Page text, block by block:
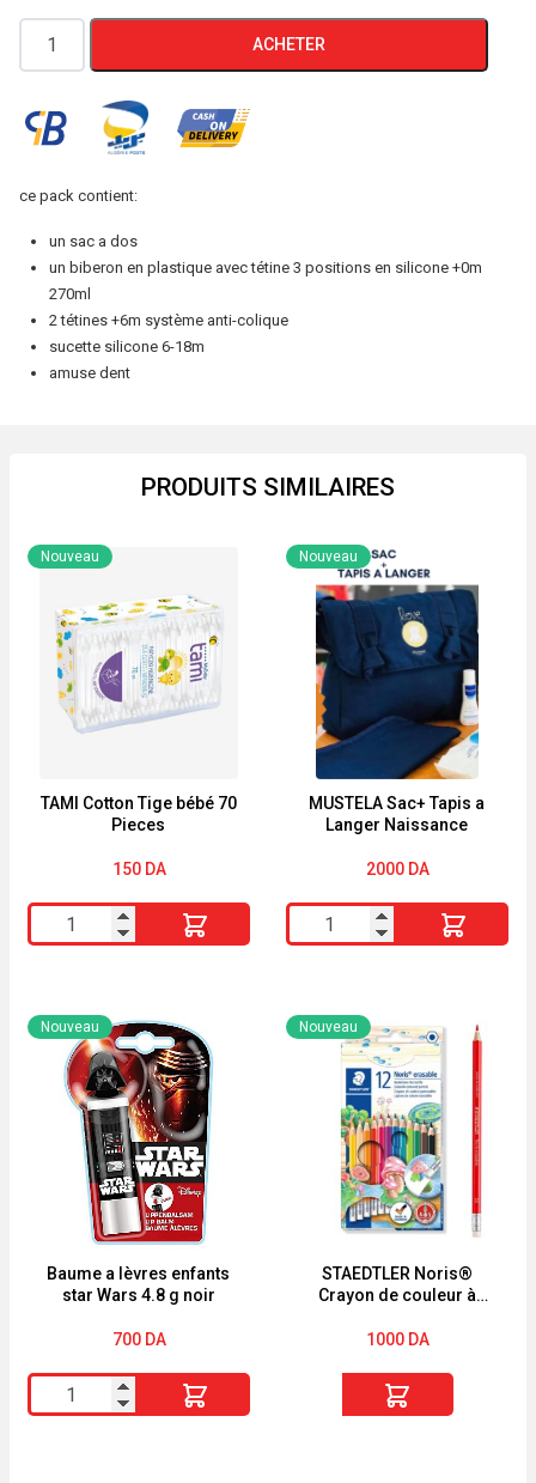
quantité
de
Sac
dos
crèche
pour
bébés
ACHETER
ce pack contient:
un sac a dos
un biberon en plastique avec tétine 3 positions en silicone +0m
270ml
2 tétines +6m système anti-colique
sucette silicone 6-18m
amuse dent
PRODUITS SIMILAIRES
TAMI Cotton Tige bébé 70
Pieces
Nouveau
150 DA
quantité
de
Cotton
Tige
bébé
Pieces
MUSTELA Sac+ Tapis a
Langer Naissance
Nouveau
2000 DA
quantité
de
Sac+
Tapis
Langer
Naissance
Baume a lèvres enfants
star Wars 4.8 g noir
Nouveau
700 DA
quantité
de
STAEDTLER Noris®
Crayon de couleur à
gomme
Nouveau
1000 DA